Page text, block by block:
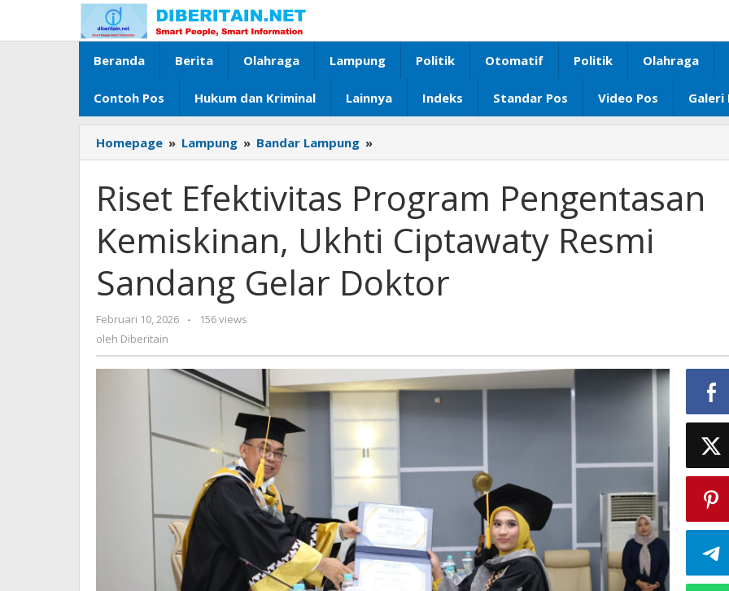
konten
Beranda Berita Olahraga Lampung Politik Otomatif Politik Olahraga
Contoh Pos Hukum dan Kriminal Lainnya Indeks Standar Pos Video Pos Galeri
Homepage » Lampung » Bandar Lampung »
Efektivitas
Pengentasan
Kemiskinan,
Ukhti
Ciptawaty
Resmi
Sandang
Riset Efektivitas Program Pengentasan
Kemiskinan, Ukhti Ciptawaty Resmi
Sandang Gelar Doktor
Februari 10, 2026
oleh
-
156 views
oleh Diberitain